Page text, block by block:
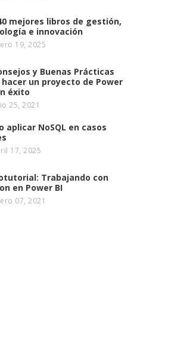
mejores libros de gestión,
e innovación
19, 2025
y Buenas Prácticas
hacer un proyecto de Power
éxito
25, 2021
aplicar NoSQL en casos
17, 2025
Trabajando con
en Power BI
07, 2021